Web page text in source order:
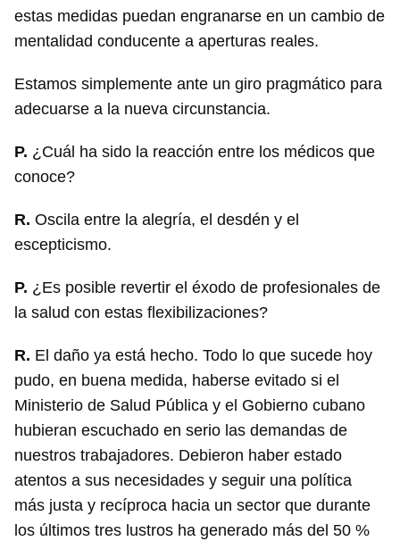
estas medidas puedan engranarse en un cambio de
mentalidad conducente a aperturas reales.
Estamos simplemente ante un giro pragmático para
adecuarse a la nueva circunstancia.
P. ¿Cuál ha sido la reacción entre los médicos que
conoce?
R. Oscila entre la alegría, el desdén y el
escepticismo.
P. ¿Es posible revertir el éxodo de profesionales de
la salud con estas flexibilizaciones?
R. El daño ya está hecho. Todo lo que sucede hoy
pudo, en buena medida, haberse evitado si el
Ministerio de Salud Pública y el Gobierno cubano
hubieran escuchado en serio las demandas de
nuestros trabajadores. Debieron haber estado
atentos a sus necesidades y seguir una política
más justa y recíproca hacia un sector que durante
los últimos tres lustros ha generado más del 50 %